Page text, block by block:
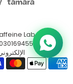
© 2026
Lab
الإلكتروني: 0000014446 جميع الحقوق